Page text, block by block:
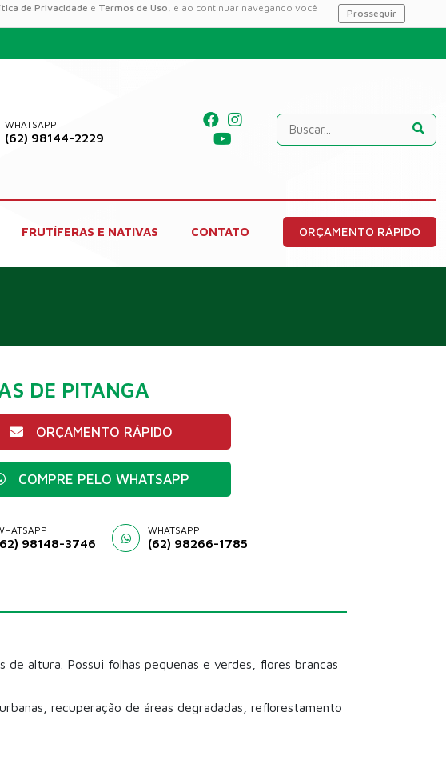
de Privacidade e Termos de Uso, e ao continuar navegando você
Prosseguir
WHATSAPP
(62) 98144-2229
FRUTÍFERAS E NATIVAS CONTATO ORÇAMENTO RÁPIDO
DE PITANGA
ORÇAMENTO RÁPIDO
COMPRE PELO WHATSAPP
98148-3746
WHATSAPP
(62) 98266-1785
altura. Possui folhas pequenas e verdes, flores brancas
recuperação de áreas degradadas, reflorestamento